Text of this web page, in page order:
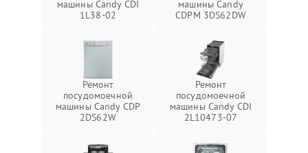
машины Candy CDI
1L38-02
машины Candy
CDPM 3DS62DW
Ремонт
посудомоечной
машины Candy CDP
2DS62W
Ремонт
посудомоечной
машины Candy CDI
2L10473-07